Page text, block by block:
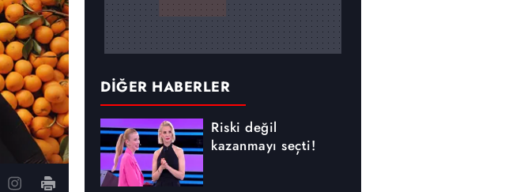
DİĞER HABERLER
Riski değil
kazanmayı seçti!